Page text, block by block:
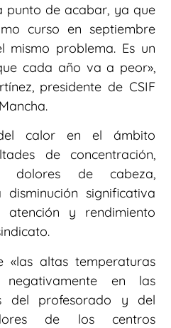
punto de acabar, ya que
curso en septiembre
mismo problema. Es un
cada año va a peor»,
presidente de CSIF
del calor en el ámbito
de concentración,
dolores de cabeza,
significativa
y rendimiento
«las altas temperaturas
negativamente en las
del profesorado y del
de los centros